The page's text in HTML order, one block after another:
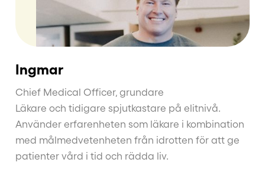
Ingmar
Chief Medical Officer, grundare
Läkare och tidigare spjutkastare på elitnivå.
Använder erfarenheten som läkare i kombination
med målmedvetenheten från idrotten för att ge
patienter vård i tid och rädda liv.